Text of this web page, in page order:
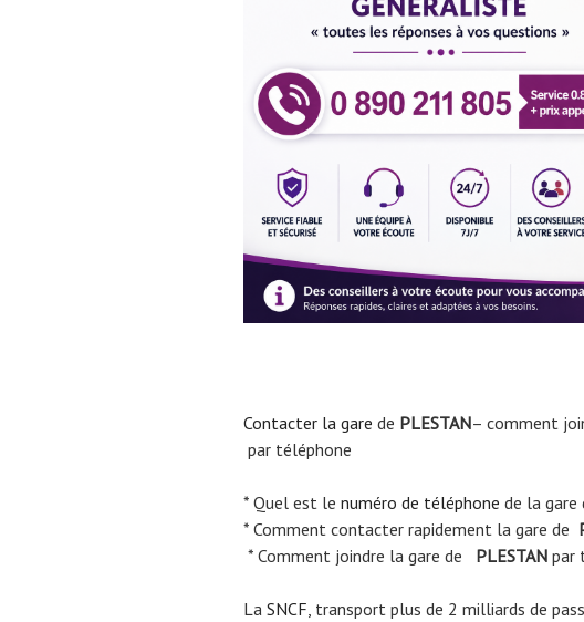
Contacter la gare de PLESTAN– comment
par téléphone
* Quel est le numéro de téléphone de la gare
* Comment contacter rapidement la gare de
* Comment joindre la gare de
PLESTAN par
La SNCF , transport plus de 2 milliards de